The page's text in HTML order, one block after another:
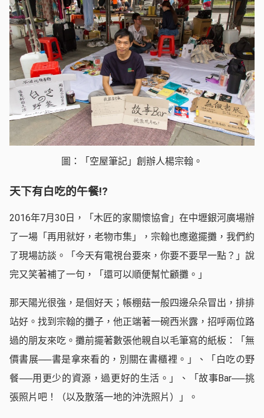
圖：「空屋筆記」創辦人楊宗翰。
天下有白吃的午餐!?
2016年7月30日，「木匠的家關懷協會」在中壢銀河廣場辦
了一場「再用就好，老物市集」，宗翰也應邀擺攤，我們約
了現場訪談。「今天有電視台要來，你要不要早一點？」說
完又笑著補了一句，「還可以順便幫忙顧攤。」
那天陽光很強，是個好天；帳棚菇一般四邊朵朵冒出，排排
站好。找到宗翰的攤子，他正端著一碗西米露，招呼兩位路
過的朋友來吃。攤前擺著數張他親自以毛筆寫的紙板：「無
價書展──書是拿來看的，別關在書櫃裡。」、「白吃の野
餐──用更少的資源，過更好的生活。」、「故事Bar──挑
張照片吧！（以及散落一地的沖洗照片）」。